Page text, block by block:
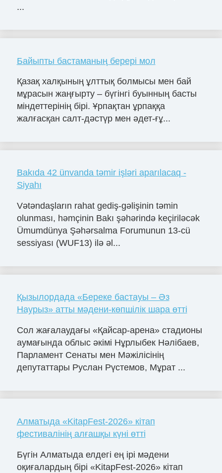
...
Байыпты бастаманың берері мол
Қазақ халқының ұлттық болмысы мен бай
мұрасын жаңғырту – бүгінгі буынның басты
міндеттерінің бірі. Ұрпақтан ұрпаққа
жалғасқан салт-дәстүр мен әдет-ғұ...
Bakıda 42 ünvanda təmir işləri aparılacaq -
Siyahı
Vətəndaşların rahat gediş-gəlişinin təmin
olunması, həmçinin Bakı şəhərində keçiriləcək
Ümumdünya Şəhərsalma Forumunun 13-cü
sessiyası (WUF13) ilə əl...
Қызылордада «Береке бастауы – Әз
Наурыз» атты мәдени-көпшілік шара өтті
Сол жағалаудағы «Қайсар-арена» стадионы
аумағында облыс әкімі Нұрлыбек Нәлібаев,
Парламент Сенаты мен Мәжілісінің
депутаттары Руслан Рүстемов, Мұрат ...
Алматыда «KitapFest-2026» кітап
фестивалінің алғашқы күні өтті
Бүгін Алматыда елдегі ең ірі мәдени
оқиғалардың бірі «KitapFest-2026» кітап